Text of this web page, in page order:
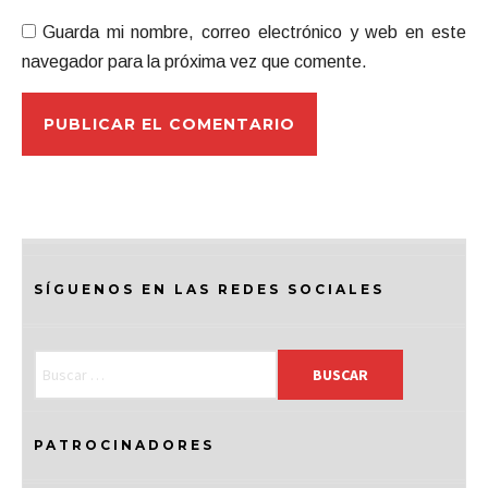
Guarda mi nombre, correo electrónico y web en este
navegador para la próxima vez que comente.
SÍGUENOS EN LAS REDES SOCIALES
PATROCINADORES